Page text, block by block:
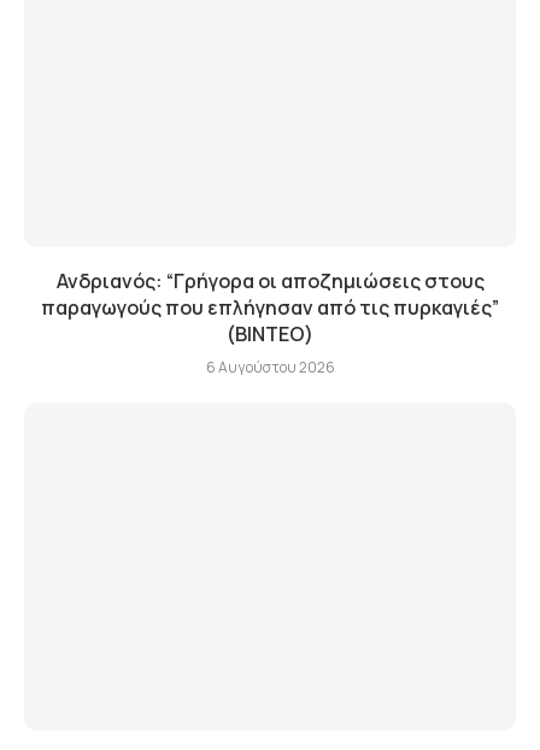
Ανδριανός: “Γρήγορα οι αποζημιώσεις στους
παραγωγούς που επλήγησαν από τις πυρκαγιές”
(BINTEO)
6 Αυγούστου 2026